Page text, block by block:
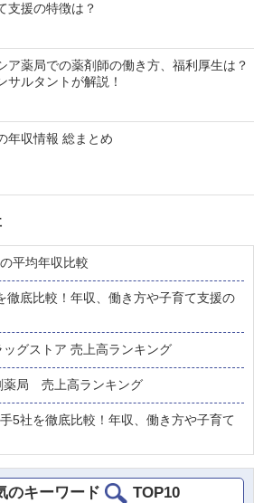
支援の特徴は？
ア薬局での薬剤師の働き方、福利厚生は？
サルタントが解説！
年収情報 総まとめ
平均年収比較
徹底比較！年収、働き方や子育て支援の
ッグストア 売上高ランキング
薬局 売上高ランキング
5社を徹底比較！年収、働き方や子育て
のキーワード TOP10